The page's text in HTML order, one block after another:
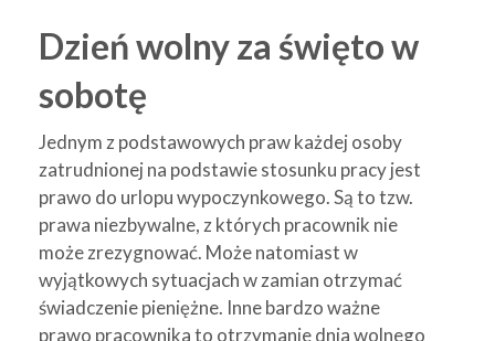
Dzień wolny za święto w
sobotę
Jednym z podstawowych praw każdej osoby
zatrudnionej na podstawie stosunku pracy jest
prawo do urlopu wypoczynkowego. Są to tzw.
prawa niezbywalne, z których pracownik nie
może zrezygnować. Może natomiast w
wyjątkowych sytuacjach w zamian otrzymać
świadczenie pieniężne. Inne bardzo ważne
prawo pracownika to otrzymanie dnia wolnego